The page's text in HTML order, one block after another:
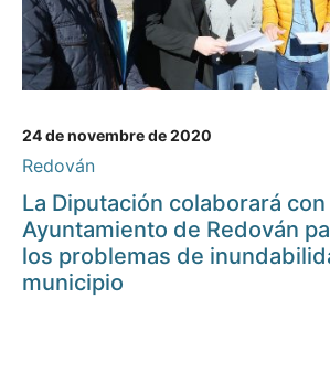
24 de novembre de 2020
Redován
La Diputación colaborará con
Ayuntamiento de Redován
los problemas de
municipio